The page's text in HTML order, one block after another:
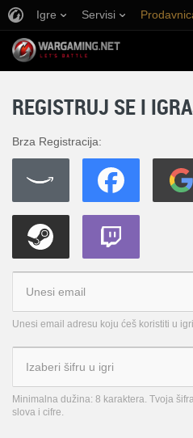
Igre Servisi
REGISTRUJ SE I
Brza Registracija:
Unesi email adresu koju ćeš koristiti u
Minimalna dužina: 8 karaktera. Tvoja
slova i cifre.